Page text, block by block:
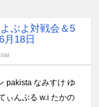
ぷよ対戦会＆5
月18日
sai
pakista なみすけ ゆ
ぃんぷる w.i たかの